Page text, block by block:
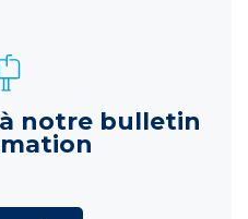
notre bulletin